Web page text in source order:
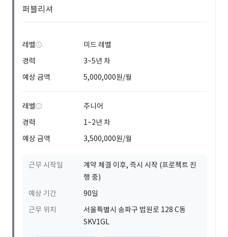
퍼블리셔
레벨
미드 레벨
경력
3~5년 차
예상 금액
5,000,000원/월
레벨
주니어
경력
1~2년 차
예상 금액
3,500,000원/월
근무 시작일
계약 체결 이후, 즉시 시작 (프로젝트 진
행 중)
예상 기간
90일
근무 위치
서울특별시 송파구 법원로 128 C동
SKV1GL